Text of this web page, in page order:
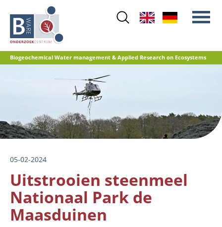
main
content
Biogeochemical Water management & Applied Research on Ecosystems
Waterkwaliteit
Herstelbeheer
Natuurontwikkeling
Referentiedatabase GRIP
05-02-2024
Uitstrooien steenmeel
Nationaal Park de
Maasduinen